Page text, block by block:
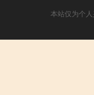
本站仅为个